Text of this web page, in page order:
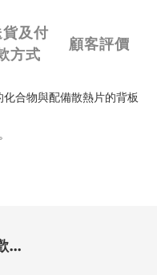
貨及付
方式
顧客評價
合物與配備散熱片的背板
...